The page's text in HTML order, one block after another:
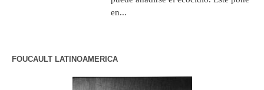
en...
FOUCAULT LATINOAMERICA